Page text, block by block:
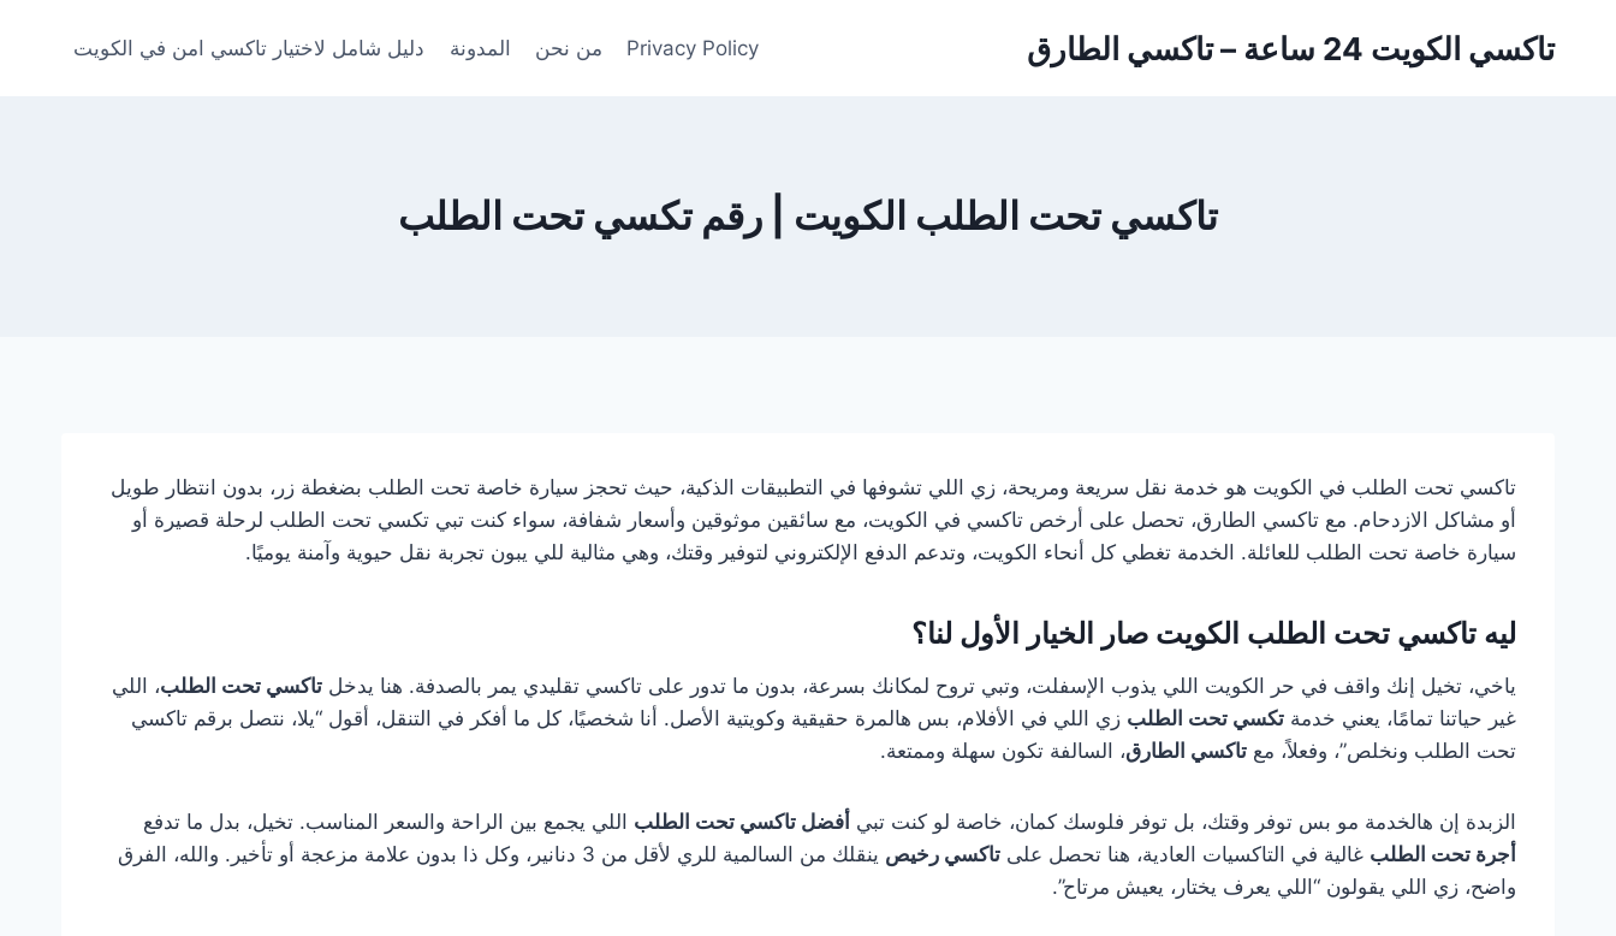
تاكسي الكويت 24 ساعة – تاكسي الطارق Privacy Policy من نحن المدونة دليل شامل لاختيار تاكسي امن في الكويت
تاكسي تحت الطلب الكويت | رقم تكسي تحت الطلب
تاكسي تحت الطلب في الكويت هو خدمة نقل سريعة ومريحة، زي اللي تشوفها في التطبيقات الذكية، حيث تحجز سيارة خاصة تحت الطلب بضغطة زر، بدون انتظار طويل
أو مشاكل الازدحام. مع تاكسي الطارق، تحصل على أرخص تاكسي في الكويت، مع سائقين موثوقين وأسعار شفافة، سواء كنت تبي تكسي تحت الطلب لرحلة قصيرة أو
سيارة خاصة تحت الطلب للعائلة. الخدمة تغطي كل أنحاء الكويت، وتدعم الدفع الإلكتروني لتوفير وقتك، وهي مثالية للي يبون تجربة نقل حيوية وآمنة يوميًا.
ليه تاكسي تحت الطلب الكويت صار الخيار الأول لنا؟
ياخي، تخيل إنك واقف في حر الكويت اللي يذوب الإسفلت، وتبي تروح لمكانك بسرعة، بدون ما تدور على تاكسي تقليدي يمر بالصدفة. هنا يدخل تاكسي تحت الطلب، اللي
غير حياتنا تمامًا، يعني خدمة تكسي تحت الطلب زي اللي في الأفلام، بس هالمرة حقيقية وكويتية الأصل. أنا شخصيًا، كل ما أفكر في التنقل، أقول “يلا، نتصل برقم تاكسي
تحت الطلب ونخلص”، وفعلاً، مع تاكسي الطارق، السالفة تكون سهلة وممتعة.
الزبدة إن هالخدمة مو بس توفر وقتك، بل توفر فلوسك كمان، خاصة لو كنت تبي أفضل تاكسي تحت الطلب اللي يجمع بين الراحة والسعر المناسب. تخيل، بدل ما تدفع
أجرة تحت الطلب غالية في التاكسيات العادية، هنا تحصل على تاكسي رخيص
ينقلك من السالمية للري لأقل من 3 دنانير، وكل ذا بدون علامة مزعجة أو تأخير. والله، الفرق
واضح، زي اللي يقولون “اللي يعرف يختار، يعيش مرتاح”.